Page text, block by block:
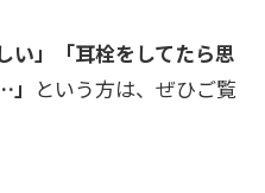
い」「耳栓をしてたら思
という方は、ぜひご覧